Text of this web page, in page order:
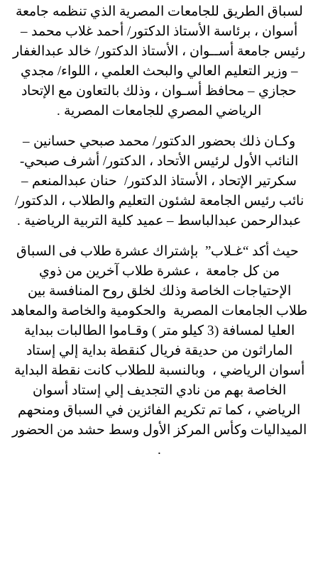
لسباق الطريق للجامعات المصرية الذي تنظمه جامعة
أسوان ، برئاسة الأستاذ الدكتور/ أحمد غلاب محمد –
رئيس جامعة أســوان ، الأستاذ الدكتور/ خالد عبدالغفار
– وزير التعليم العالي والبحث العلمي ، اللواء/ مجدي
حجازي – محافظ أسـوان ، وذلك بالتعاون مع الإتحاد
الرياضي المصري للجامعات المصرية .
وكـان ذلك بحضور الدكتور/ محمد صبحي حسانين –
النائب الأول لرئيس الأتحاد ، الدكتور/ أشرف صبحي-
سكرتير الإتحاد ، الأستاذ الدكتور/ حنان عبدالمنعم –
نائب رئيس الجامعة لشئون التعليم والطلاب ، الدكتور/
عبدالرحمن عبدالباسط – عميد كلية التربية الرياضية .
حيث أكد “غـلاب” بإشتراك عشرة طلاب فى السباق
من كل جامعة ، عشرة طلاب آخرين من ذوي
الإحتياجات الخاصة وذلك لخلق روح المنافسة بين
طلاب الجامعات المصرية والحكومية والخاصة والمعاهد
العليا لمسافة (3 كيلو متر ) وقـاموا الطالبات ببداية
الماراثون من حديقة فريال كنقطة بداية إلي إستاد
أسوان الرياضي ، وبالنسبة للطلاب كانت نقطة البداية
الخاصة بهم من نادي التجديف إلي إستاد أسوان
الرياضي ، كما تم تكريم الفائزين في السباق ومنحهم
الميداليات وكأس المركز الأول وسط حشد من الحضور
.